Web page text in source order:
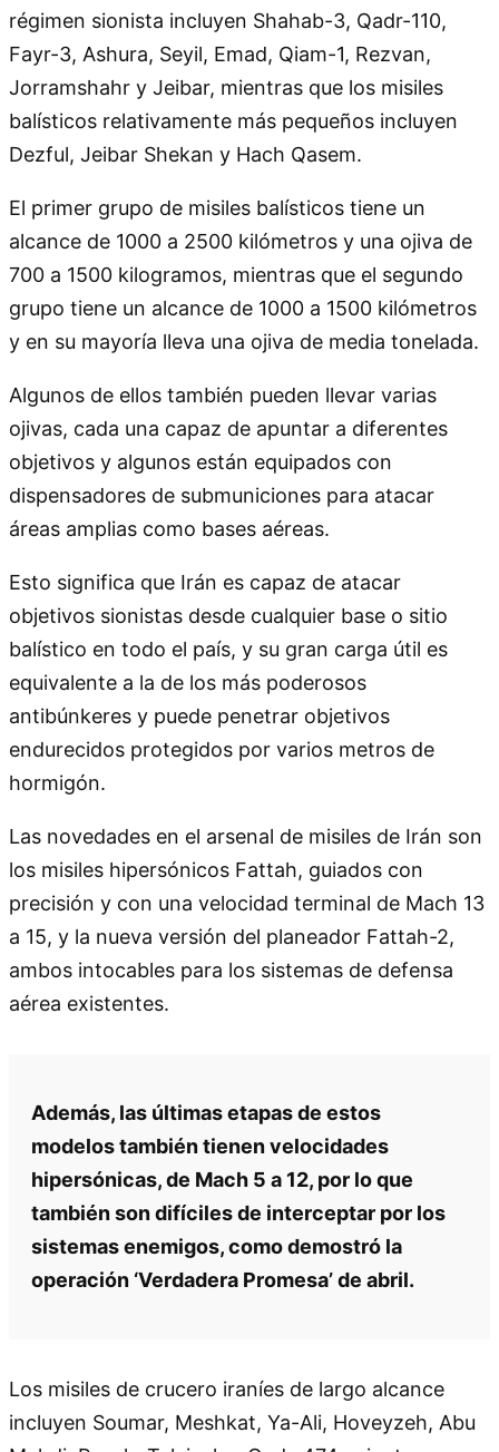
régimen sionista incluyen Shahab-3, Qadr-110,
Fayr-3, Ashura, Seyil, Emad, Qiam-1, Rezvan,
Jorramshahr y Jeibar, mientras que los misiles
balísticos relativamente más pequeños incluyen
Dezful, Jeibar Shekan y Hach Qasem.
El primer grupo de misiles balísticos tiene un
alcance de 1000 a 2500 kilómetros y una ojiva de
700 a 1500 kilogramos, mientras que el segundo
grupo tiene un alcance de 1000 a 1500 kilómetros
y en su mayoría lleva una ojiva de media tonelada.
Algunos de ellos también pueden llevar varias
ojivas, cada una capaz de apuntar a diferentes
objetivos y algunos están equipados con
dispensadores de submuniciones para atacar
áreas amplias como bases aéreas.
Esto significa que Irán es capaz de atacar
objetivos sionistas desde cualquier base o sitio
balístico en todo el país, y su gran carga útil es
equivalente a la de los más poderosos
antibúnkeres y puede penetrar objetivos
endurecidos protegidos por varios metros de
hormigón.
Las novedades en el arsenal de misiles de Irán son
los misiles hipersónicos Fattah, guiados con
precisión y con una velocidad terminal de Mach 13
a 15, y la nueva versión del planeador Fattah-2,
ambos intocables para los sistemas de defensa
aérea existentes.
Además, las últimas etapas de estos
modelos también tienen velocidades
hipersónicas, de Mach 5 a 12, por lo que
también son difíciles de interceptar por los
sistemas enemigos, como demostró la
operación ‘Verdadera Promesa’ de abril.
Los misiles de crucero iraníes de largo alcance
incluyen Soumar, Meshkat, Ya-Ali, Hoveyzeh, Abu